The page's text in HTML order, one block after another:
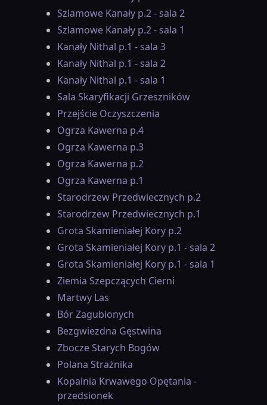
Szlamowe Kanały p.2 - sala 2
Szlamowe Kanały p.2 - sala 1
Kanały Nithal p.1 - sala 3
Kanały Nithal p.1 - sala 2
Kanały Nithal p.1 - sala 1
Sala Skaryfikacji Grzeszników
Przejście Oczyszczenia
Ogrza Kawerna p.4
Ogrza Kawerna p.3
Ogrza Kawerna p.2
Ogrza Kawerna p.1
Starodrzew Przedwiecznych p.2
Starodrzew Przedwiecznych p.1
Grota Skamieniałej Kory p.2
Grota Skamieniałej Kory p.1 - sala 2
Grota Skamieniałej Kory p.1 - sala 1
Ziemia Szepczących Cierni
Martwy Las
Bór Zagubionych
Bezgwiezdna Gęstwina
Zbocze Starych Bogów
Polana Strażnika
Kopalnia Krwawego Opętania -
przedsionek